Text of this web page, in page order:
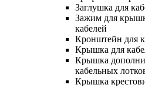
Заглушка для
Зажим для
кабелей
Кронштейн для
Крышка для
Крышка
кабельных
Крышка